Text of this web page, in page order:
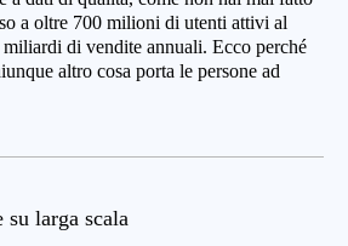
a oltre 700 milioni di utenti attivi al
di vendite annuali. Ecco perché
altro cosa porta le persone ad
larga scala